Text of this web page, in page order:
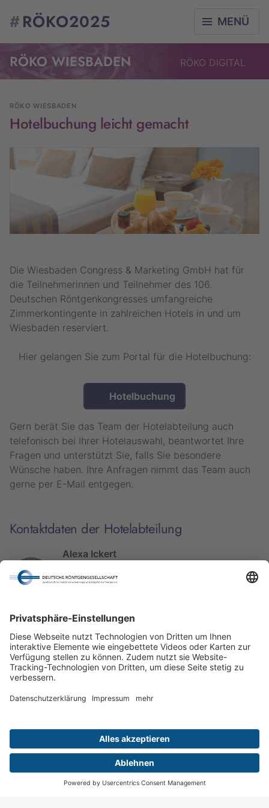
#RÖKO2025 MENÜ
RÖKO WIESBADEN RÖKO DIGITAL
RÖKO WIESBADEN
Hotelbuchung leicht gemacht
Die Wiesbaden Congress & Marketing GmbH hat für
die Teilnehmerinnen und Teilnehmer des 106.
Deutschen Röntgenkongresses umfangreiche
Zimmerkontingente in zahlreichen Hotels in und um
Wiesbaden reserviert.
Hier gelangen Sie zum Portal für die Hotelbuchung:
Hotelbuchung
Gern berät Sie das Team der Hotelabteilung auch
telefonisch bei Ihrer Hotelauswahl, beantwortet Ihre
Fragen und unterstützt Sie, falls Sie besondere
Wünsche haben. Ihre Anfragen nimmt das Team auch
gerne per E-Mail entgegen.
Kontaktdaten der Hotelabteilung
AI
Alexa Ickert
Hotelabteilung
Digital Menü Aktuelles